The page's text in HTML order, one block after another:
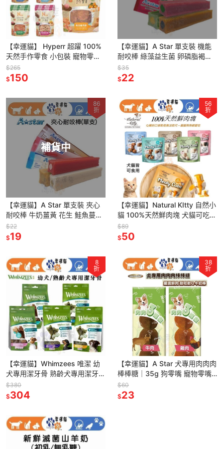
【幸運貓】 Hyperr 超躍 100%
天然手作零食 小包裝 寵物零食
寵物零嘴 雞胸肉 雞軟骨 鱉蛋 貓
零嘴 狗零嘴
$265
$150
【幸運貓】A Star 單支裝 機能
耐咬棒 綠藻益生菌 卵磷脂褐藻
膠 山桑子
$35
$22
補貨中
86
折
【幸運貓】A Star 單支裝 夾心
耐咬棒 牛奶薑黃 花生 鮭魚蔓越
莓
$22
$19
56
折
【幸運貓】Natural KItty 自然小
貓 100%天然鮮肉塊 犬貓可吃
雞肉 / 南瓜 / 鯖魚 / 鮪魚 /鯷
$89
$50
8
折
【幸運貓】Whimzees 唯潔 幼
犬專用潔牙骨 熟齡犬專用潔牙骨
小型犬 中大型犬 高齡犬
$380
$304
38
折
【幸運貓】A Star 犬專用肉肉肉
棒棒糖｜35g 狗零嘴 寵物零嘴
狗零食
$60
$23